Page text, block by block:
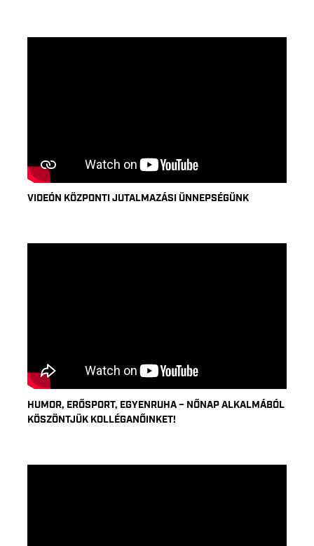
VIDEÓN KÖZPONTI JUTALMAZÁSI ÜNNEPSÉGÜNK
HUMOR, ERŐSPORT, EGYENRUHA – NŐNAP ALKALMÁBÓL
KÖSZÖNTJÜK KOLLÉGANŐINKET!